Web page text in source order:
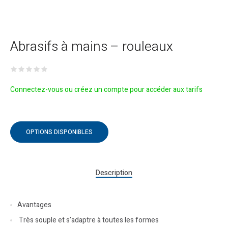
Abrasifs à mains – rouleaux
Connectez-vous ou créez un compte pour accéder aux tarifs
OPTIONS DISPONIBLES
Description
Avantages
Très souple et s’adaptre à toutes les formes